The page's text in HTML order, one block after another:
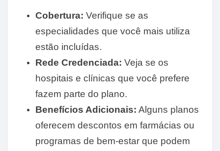
Cobertura: Verifique se as
especialidades que você mais utiliza
estão incluídas.
Rede Credenciada: Veja se os
hospitais e clínicas que você prefere
fazem parte do plano.
Benefícios Adicionais: Alguns planos
oferecem descontos em farmácias ou
programas de bem-estar que podem